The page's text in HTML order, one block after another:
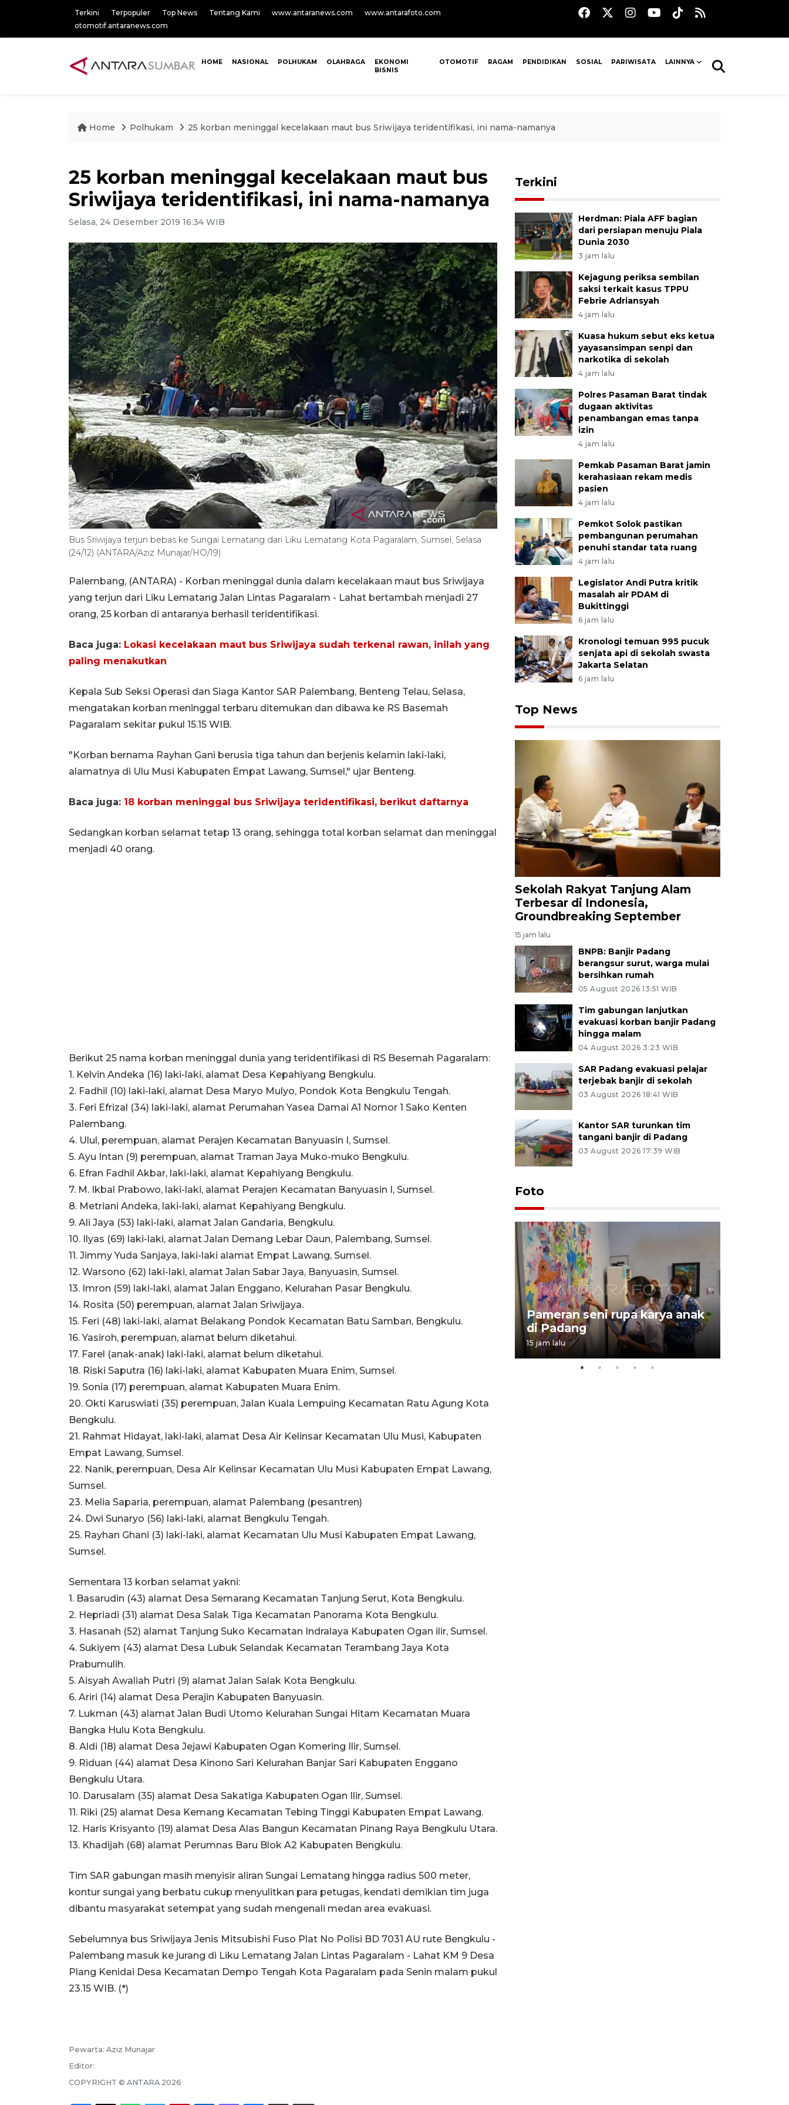
Terkini Terpopuler Top News Tentang Kami www.antaranews.com
www.antarafoto.com
otomotif.antaranews.com
HOME NASIONAL POLHUKAM OLAHRAGA
EKONOMI
BISNIS
OTOMOTIF RAGAM PENDIDIKAN SOSIAL PARIWISATA LAINNYA
Home Polhukam 25 korban meninggal kecelakaan maut bus Sriwijaya teridentifikasi, ini nama-namanya
25 korban meninggal kecelakaan maut bus
Sriwijaya teridentifikasi, ini nama-namanya
Selasa, 24 Desember 2019 16:34 WIB
Bus Sriwijaya terjun bebas ke Sungai Lematang dari Liku Lematang Kota Pagaralam, Sumsel, Selasa
(24/12) (ANTARA/Aziz Munajar/HO/19)
Palembang, (ANTARA) - Korban meninggal dunia dalam kecelakaan maut bus Sriwijaya
yang terjun dari Liku Lematang Jalan Lintas Pagaralam - Lahat bertambah menjadi 27
orang, 25 korban di antaranya berhasil teridentifikasi.
Baca juga: Lokasi kecelakaan maut bus Sriwijaya sudah terkenal rawan, inilah yang
paling menakutkan
Kepala Sub Seksi Operasi dan Siaga Kantor SAR Palembang, Benteng Telau, Selasa,
mengatakan korban meninggal terbaru ditemukan dan dibawa ke RS Basemah
Pagaralam sekitar pukul 15.15 WIB.
"Korban bernama Rayhan Gani berusia tiga tahun dan berjenis kelamin laki-laki,
alamatnya di Ulu Musi Kabupaten Empat Lawang, Sumsel," ujar Benteng.
Baca juga: 18 korban meninggal bus Sriwijaya teridentifikasi, berikut daftarnya
Sedangkan korban selamat tetap 13 orang, sehingga total korban selamat dan meninggal
menjadi 40 orang.
Berikut 25 nama korban meninggal dunia yang teridentifikasi di RS Besemah Pagaralam:
1. Kelvin Andeka (16) laki-laki, alamat Desa Kepahiyang Bengkulu.
2. Fadhil (10) laki-laki, alamat Desa Maryo Mulyo, Pondok Kota Bengkulu Tengah.
3. Feri Efrizal (34) laki-laki, alamat Perumahan Yasea Damai A1 Nomor 1 Sako Kenten
Palembang.
4. Ulul, perempuan, alamat Perajen Kecamatan Banyuasin I, Sumsel.
5. Ayu Intan (9) perempuan, alamat Traman Jaya Muko-muko Bengkulu.
6. Efran Fadhil Akbar, laki-laki, alamat Kepahiyang Bengkulu.
7. M. Ikbal Prabowo, laki-laki, alamat Perajen Kecamatan Banyuasin I, Sumsel.
8. Metriani Andeka, laki-laki, alamat Kepahiyang Bengkulu.
9. Ali Jaya (53) laki-laki, alamat Jalan Gandaria, Bengkulu.
10. Ilyas (69) laki-laki, alamat Jalan Demang Lebar Daun, Palembang, Sumsel.
11. Jimmy Yuda Sanjaya, laki-laki alamat Empat Lawang, Sumsel.
12. Warsono (62) laki-laki, alamat Jalan Sabar Jaya, Banyuasin, Sumsel.
13. Imron (59) laki-laki, alamat Jalan Enggano, Kelurahan Pasar Bengkulu.
14. Rosita (50) perempuan, alamat Jalan Sriwijaya.
15. Feri (48) laki-laki, alamat Belakang Pondok Kecamatan Batu Samban, Bengkulu.
16. Yasiroh, perempuan, alamat belum diketahui.
17. Farel (anak-anak) laki-laki, alamat belum diketahui.
18. Riski Saputra (16) laki-laki, alamat Kabupaten Muara Enim, Sumsel.
19. Sonia (17) perempuan, alamat Kabupaten Muara Enim.
20. Okti Karuswiati (35) perempuan, Jalan Kuala Lempuing Kecamatan Ratu Agung Kota
Bengkulu.
21. Rahmat Hidayat, laki-laki, alamat Desa Air Kelinsar Kecamatan Ulu Musi, Kabupaten
Empat Lawang, Sumsel.
22. Nanik, perempuan, Desa Air Kelinsar Kecamatan Ulu Musi Kabupaten Empat Lawang,
Sumsel.
23. Melia Saparia, perempuan, alamat Palembang (pesantren)
24. Dwi Sunaryo (56) laki-laki, alamat Bengkulu Tengah.
25. Rayhan Ghani (3) laki-laki, alamat Kecamatan Ulu Musi Kabupaten Empat Lawang,
Sumsel.
Sementara 13 korban selamat yakni:
1. Basarudin (43) alamat Desa Semarang Kecamatan Tanjung Serut, Kota Bengkulu.
2. Hepriadi (31) alamat Desa Salak Tiga Kecamatan Panorama Kota Bengkulu.
3. Hasanah (52) alamat Tanjung Suko Kecamatan Indralaya Kabupaten Ogan ilir, Sumsel.
4. Sukiyem (43) alamat Desa Lubuk Selandak Kecamatan Terambang Jaya Kota
Prabumulih.
5. Aisyah Awaliah Putri (9) alamat Jalan Salak Kota Bengkulu.
6. Ariri (14) alamat Desa Perajin Kabupaten Banyuasin.
7. Lukman (43) alamat Jalan Budi Utomo Kelurahan Sungai Hitam Kecamatan Muara
Bangka Hulu Kota Bengkulu.
8. Aldi (18) alamat Desa Jejawi Kabupaten Ogan Komering Ilir, Sumsel.
9. Riduan (44) alamat Desa Kinono Sari Kelurahan Banjar Sari Kabupaten Enggano
Bengkulu Utara.
10. Darusalam (35) alamat Desa Sakatiga Kabupaten Ogan Ilir, Sumsel.
11. Riki (25) alamat Desa Kemang Kecamatan Tebing Tinggi Kabupaten Empat Lawang.
12. Haris Krisyanto (19) alamat Desa Alas Bangun Kecamatan Pinang Raya Bengkulu Utara.
13. Khadijah (68) alamat Perumnas Baru Blok A2 Kabupaten Bengkulu.
Tim SAR gabungan masih menyisir aliran Sungai Lematang hingga radius 500 meter,
kontur sungai yang berbatu cukup menyulitkan para petugas, kendati demikian tim juga
dibantu masyarakat setempat yang sudah mengenali medan area evakuasi.
Sebelumnya bus Sriwijaya Jenis Mitsubishi Fuso Plat No Polisi BD 7031 AU rute Bengkulu -
Palembang masuk ke jurang di Liku Lematang Jalan Lintas Pagaralam - Lahat KM 9 Desa
Plang Kenidai Desa Kecamatan Dempo Tengah Kota Pagaralam pada Senin malam pukul
23.15 WIB. (*)
Pewarta: Aziz Munajar
Editor:
COPYRIGHT © ANTARA 2026
Terkini
Herdman: Piala AFF bagian
dari persiapan menuju Piala
Dunia 2030
3 jam lalu
Kejagung periksa sembilan
saksi terkait kasus TPPU
Febrie Adriansyah
4 jam lalu
Kuasa hukum sebut eks ketua
yayasansimpan senpi dan
narkotika di sekolah
4 jam lalu
Polres Pasaman Barat tindak
dugaan aktivitas
penambangan emas tanpa
izin
4 jam lalu
Pemkab Pasaman Barat jamin
kerahasiaan rekam medis
pasien
4 jam lalu
Pemkot Solok pastikan
pembangunan perumahan
penuhi standar tata ruang
4 jam lalu
Legislator Andi Putra kritik
masalah air PDAM di
Bukittinggi
6 jam lalu
Kronologi temuan 995 pucuk
senjata api di sekolah swasta
Jakarta Selatan
6 jam lalu
Top News
Sekolah Rakyat Tanjung Alam
Terbesar di Indonesia,
Groundbreaking September
15 jam lalu
BNPB: Banjir Padang
berangsur surut, warga mulai
bersihkan rumah
05 August 2026 13:51 WIB
Tim gabungan lanjutkan
evakuasi korban banjir Padang
hingga malam
04 August 2026 3:23 WIB
SAR Padang evakuasi pelajar
terjebak banjir di sekolah
03 August 2026 18:41 WIB
Kantor SAR turunkan tim
tangani banjir di Padang
03 August 2026 17:39 WIB
Foto
Kopdes Merah Putih di
Sumbar
Pameran seni rupa karya anak
di Padang
15 jam lalu